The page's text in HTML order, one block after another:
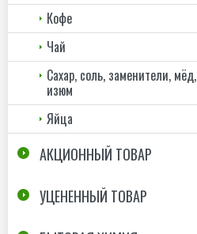
Кофе
Чай
Сахар, соль, заменители, мёд,
изюм
Яйца
АКЦИОННЫЙ ТОВАР
УЦЕНЕННЫЙ ТОВАР